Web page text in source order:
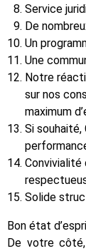
Service
De
Un
Une
Notre
sur nos
maximum
Si souhaité,
Convivialité
Solide
Bon état
De votre